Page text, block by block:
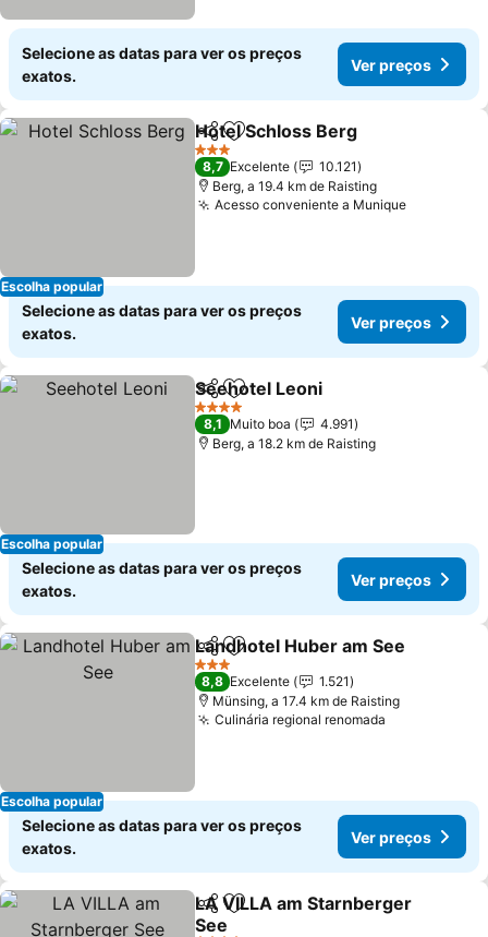
Selecione as datas para ver os preços
exatos.
Ver preços
Escolha popular
PartilharAdicionar aos favoritos
Hotel Schloss Berg
3 Estrelas
8,7 Excelente
10.121
Berg, a 19.4 km de Raisting
Acesso conveniente a Munique
Selecione as datas para ver os preços
exatos.
Ver preços
Escolha popular
PartilharAdicionar aos favoritos
Seehotel Leoni
4 Estrelas
8,1 Muito boa
4.991
Berg, a 18.2 km de Raisting
Selecione as datas para ver os preços
exatos.
Ver preços
Escolha popular
PartilharAdicionar aos favoritos
Landhotel Huber am See
3 Estrelas
8,8 Excelente
1.521
Münsing, a 17.4 km de Raisting
Culinária regional renomada
Selecione as datas para ver os preços
exatos.
Ver preços
PartilharAdicionar aos favoritos
LA VILLA am Starnberger
See